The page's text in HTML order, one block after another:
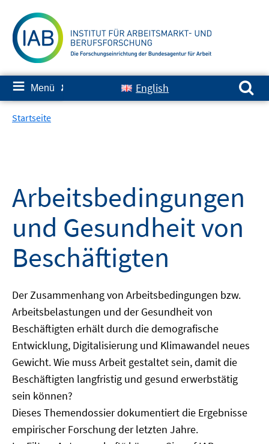
zum
Inhalt
≡ Menü ✘ English
Suchen nach:
Startseite
Arbeitsbedingungen
und Gesundheit von
Beschäftigten
Der Zusammenhang von Arbeitsbedingungen bzw.
Arbeitsbelastungen und der Gesundheit von
Beschäftigten erhält durch die demografische
Entwicklung, Digitalisierung und Klimawandel neues
Gewicht. Wie muss Arbeit gestaltet sein, damit die
Beschäftigten langfristig und gesund erwerbstätig
sein können?
Dieses Themendossier dokumentiert die Ergebnisse
empirischer Forschung der letzten Jahre.